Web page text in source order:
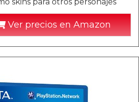
Ver precios en Amazon